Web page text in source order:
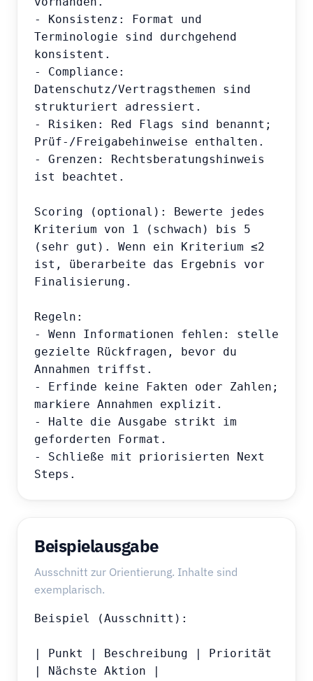
- Konsistenz: Format und
Terminologie sind durchgehend
konsistent.
- Compliance:
Datenschutz/Vertragsthemen sind
strukturiert adressiert.
- Risiken: Red Flags sind benannt;
Prüf-/Freigabehinweise enthalten.
- Grenzen: Rechtsberatungshinweis
ist beachtet.
Scoring (optional): Bewerte jedes
Kriterium von 1 (schwach) bis 5
(sehr gut). Wenn ein Kriterium ≤2
ist, überarbeite das Ergebnis vor
Finalisierung.
Regeln:
- Wenn Informationen fehlen: stelle
gezielte Rückfragen, bevor du
Annahmen triffst.
- Erfinde keine Fakten oder Zahlen;
markiere Annahmen explizit.
- Halte die Ausgabe strikt im
geforderten Format.
- Schließe mit priorisierten Next
Steps.
Beispielausgabe
Ausschnitt zur Orientierung. Inhalte sind
exemplarisch.
Beispiel (Ausschnitt):
| Punkt | Beschreibung | Priorität
| Nächste Aktion |